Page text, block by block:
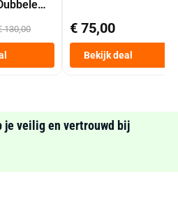
6
130,00 € 75,00
Bekijk deal
je veilig en vertrouwd bij